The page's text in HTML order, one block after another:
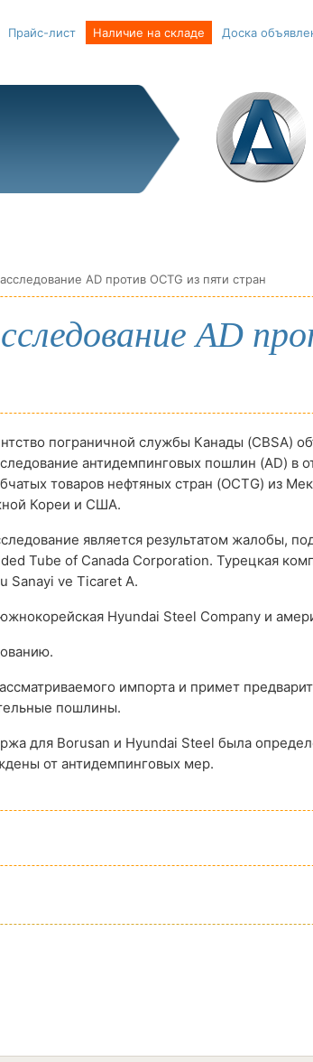
Прайс-лист Наличие на складе Доска
AD против OCTG из пяти стран
AD
пограничной службы Канады (CBSA)
антидемпинговых пошлин (AD) в
товаров нефтяных стран (OCTG) из
Кореи и США.
является результатом жалобы,
Tube of Canada Corporation. Турецкая
Sanayi ve Ticaret A.
Hyundai Steel Company и
импорта и примет
пошлины.
для Borusan и Hyundai Steel была
от антидемпинговых мер.